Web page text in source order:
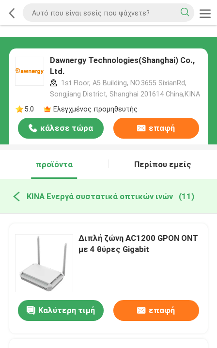
Dawnergy Technologies(Shanghai) Co.,
Ltd.
1st Floor, A5 Building, NO.3655 SixianRd,
Songjiang District, Shanghai 201614 China,ΚΙΝΑ
5.0
Ελεγχμένος προμηθευτής
κάλεσε τώρα επαφή
προϊόντα Περίπου εμείς
ΚΙΝΑ Ενεργά συστατικά οπτικών ινών (11)
Διπλή ζώνη AC1200 GPON ONT
με 4 θύρες Gigabit
Καλύτερη τιμή επαφή